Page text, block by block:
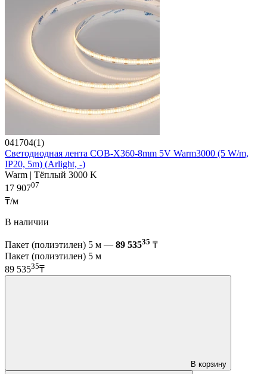
041704(1)
Светодиодная лента COB-X360-8mm 5V Warm3000 (5 W/m,
IP20, 5m) (Arlight, -)
Warm | Тёплый 3000 K
17 90707
₸/м
В наличии
Пакет (полиэтилен) 5 м — 89 53535 ₸
Пакет (полиэтилен) 5 м
89 53535₸
В корзину